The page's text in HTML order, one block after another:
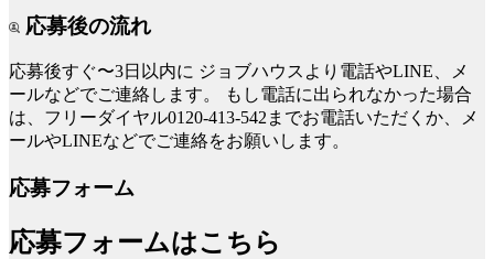
応募後の流れ
応募後すぐ〜3日以内に ジョブハウスより電話やLINE、メ
ールなどでご連絡します。
もし電話に出られなかった場合
は、フリーダイヤル0120-413-542までお電話いただくか、メ
ールやLINEなどでご連絡をお願いします。
応募フォーム
応募フォームはこちら